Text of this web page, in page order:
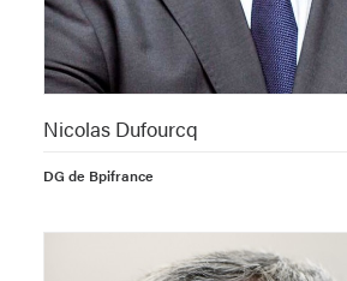
Nicolas Dufourcq
DG de Bpifrance